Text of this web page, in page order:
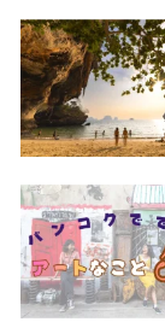
北イサーン
パタヤ（チョン
ラヨーン（サメ
サケーオ
プラーチーンブ
サムットプラカ